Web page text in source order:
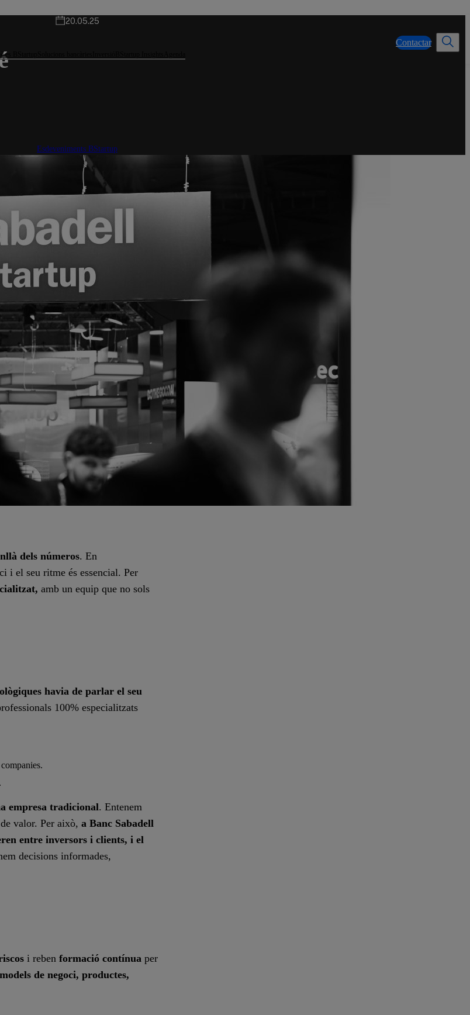
és BStartup
Contactar
20.05.25
Esdeveniments BStartup
dels números. En
i el seu ritme és essencial. Per
amb un equip que no sols
havia de parlar el seu
100% especialitzats
empresa tradicional. Entenem
valor. Per això, a Banc Sabadell
entre inversors i clients, i el
decisions informades,
i reben formació contínua per
de negoci, productes,